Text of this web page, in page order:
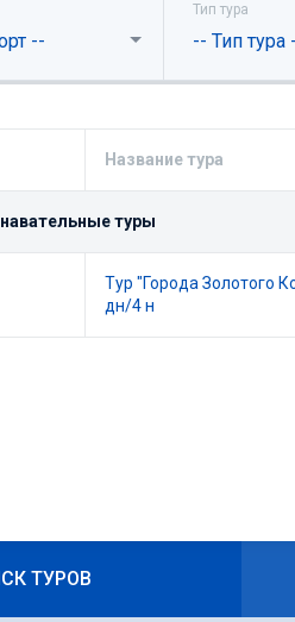
-- -- Тип тура
Тип тура
Название тура
туры
Тур "Города Золотого
дн/4 н
ТУРОВ